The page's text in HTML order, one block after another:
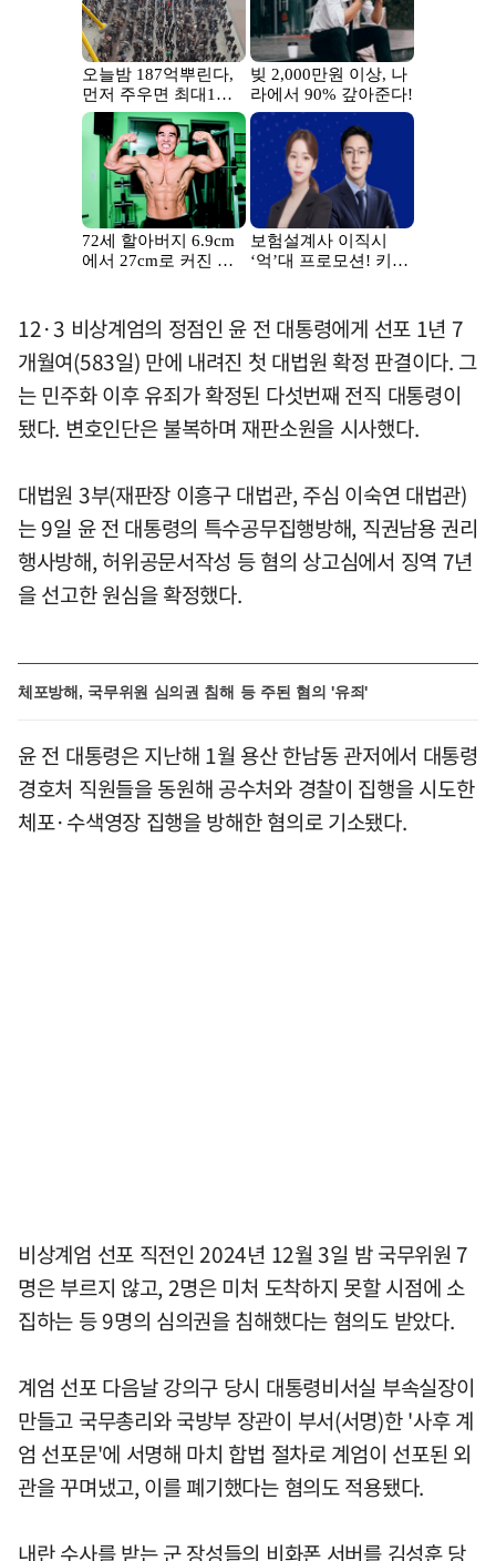
12·3 비상계엄의 정점인 윤 전 대통령에게 선포 1년 7
개월여(583일) 만에 내려진 첫 대법원 확정 판결이다. 그
는 민주화 이후 유죄가 확정된 다섯번째 전직 대통령이
됐다. 변호인단은 불복하며 재판소원을 시사했다.
대법원 3부(재판장 이흥구 대법관, 주심 이숙연 대법관)
는 9일 윤 전 대통령의 특수공무집행방해, 직권남용 권리
행사방해, 허위공문서작성 등 혐의 상고심에서 징역 7년
을 선고한 원심을 확정했다.
체포방해, 국무위원 심의권 침해 등 주된 혐의 '유죄'
윤 전 대통령은 지난해 1월 용산 한남동 관저에서 대통령
경호처 직원들을 동원해 공수처와 경찰이 집행을 시도한
체포·수색영장 집행을 방해한 혐의로 기소됐다.
비상계엄 선포 직전인 2024년 12월 3일 밤 국무위원 7
명은 부르지 않고, 2명은 미처 도착하지 못할 시점에 소
집하는 등 9명의 심의권을 침해했다는 혐의도 받았다.
계엄 선포 다음날 강의구 당시 대통령비서실 부속실장이
만들고 국무총리와 국방부 장관이 부서(서명)한 '사후 계
엄 선포문'에 서명해 마치 합법 절차로 계엄이 선포된 외
관을 꾸며냈고, 이를 폐기했다는 혐의도 적용됐다.
내란 수사를 받는 군 장성들의 비화폰 서버를 김성훈 당